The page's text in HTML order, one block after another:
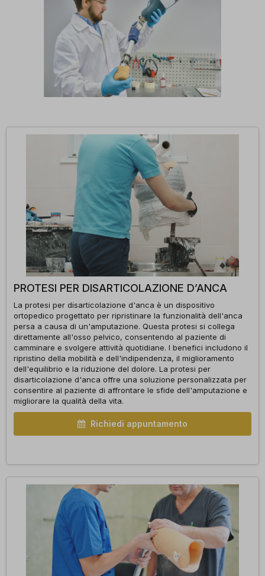
PROTESI PER DISARTICOLAZIONE D’ANCA
La protesi per disarticolazione d'anca è un dispositivo
ortopedico progettato per ripristinare la funzionalità dell'anca
persa a causa di un'amputazione. Questa protesi si collega
direttamente all'osso pelvico, consentendo al paziente di
camminare e svolgere attività quotidiane. I benefici includono il
ripristino della mobilità e dell'indipendenza, il miglioramento
dell'equilibrio e la riduzione del dolore. La protesi per
disarticolazione d'anca offre una soluzione personalizzata per
consentire al paziente di affrontare le sfide dell'amputazione e
migliorare la qualità della vita.
Richiedi appuntamento